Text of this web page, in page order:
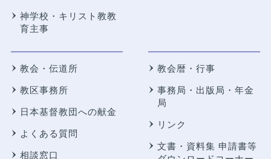
神学校・キリスト教教
育主事
教会・伝道所
教区事務所
日本基督教団への献金
よくある質問
相談窓口
教会暦・行事
事務局・出版局・年金
局
リンク
文書・資料集 申請書等